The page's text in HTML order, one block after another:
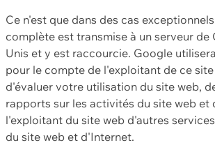
Ce n'est que dans des cas
complète est transmise à un serveur de
Unis et y est raccourcie. Google
pour le compte de l'exploitant de ce
d'évaluer votre utilisation du site web,
rapports sur les activités du site web et
l'exploitant du site web d'autres
du site web et d'Internet.